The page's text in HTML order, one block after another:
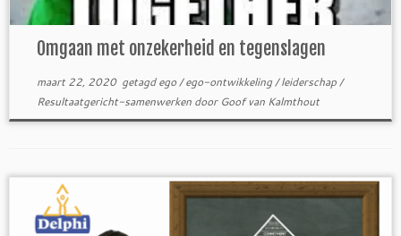
Omgaan met onzekerheid en tegenslagen
maart 22, 2020getagdego/ego-ontwikkeling/leiderschap/
Resultaatgericht-samenwerken door Goof van Kalmthout